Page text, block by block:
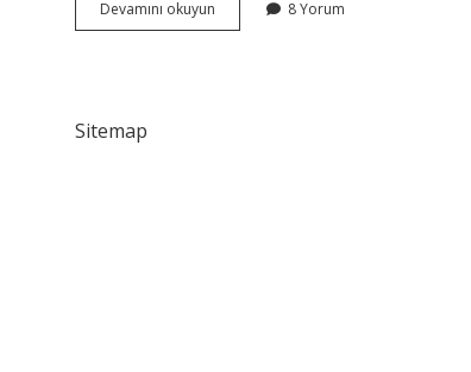
Devamını okuyun
Yöneticisi
8 Yorum
Sitemap